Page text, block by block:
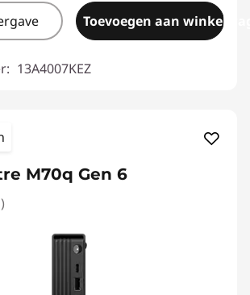
Toevoegen aan
13A4007KEZ
M70q Gen 6